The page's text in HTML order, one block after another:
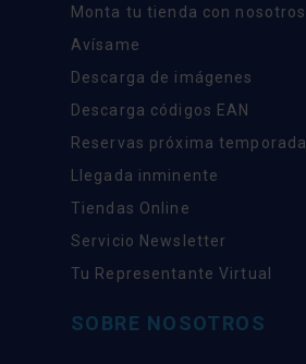
Monta tu tienda con nosotros
Avísame
Descarga de imágenes
Descarga códigos EAN
Reservas próxima temporada
Llegada inminente
Tiendas Online
Servicio Newsletter
Tu Representante Virtual
SOBRE NOSOTROS